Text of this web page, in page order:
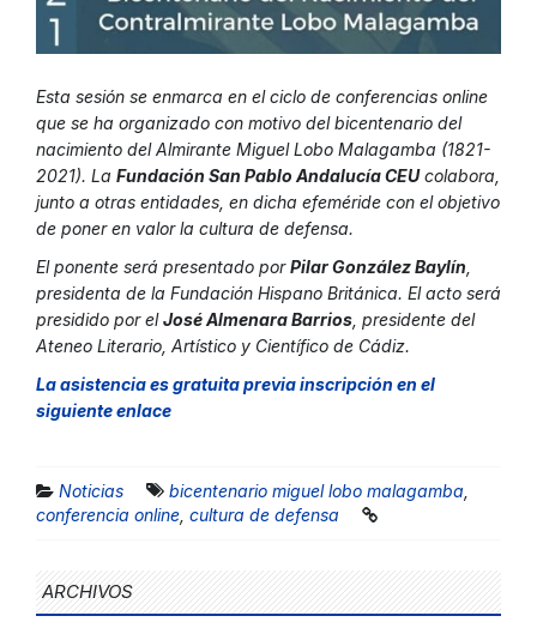
Esta sesión se enmarca en el ciclo de conferencias online
que se ha organizado con motivo del bicentenario del
nacimiento del Almirante Miguel Lobo Malagamba (1821-
2021). La Fundación San Pablo Andalucía CEUcolabora,
junto a otras entidades, en dicha efeméride con el objetivo
de poner en valor la cultura de defensa.
El ponente será presentado porPilar González Baylín
presidenta de la Fundación Hispano Británica. El acto será
presidido por elJosé Almenara Barrios , presidente del
Ateneo Literario, Artístico y Científico de Cádiz.
La asistencia es gratuita previa inscripción en el
siguiente enlace
Noticias bicentenario miguel lobo malagamba
conferencia online cultura de defensa
ARCHIVOS